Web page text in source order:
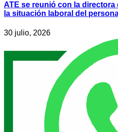
ATE se reunió con la directora
la situación laboral del
30 julio, 2026